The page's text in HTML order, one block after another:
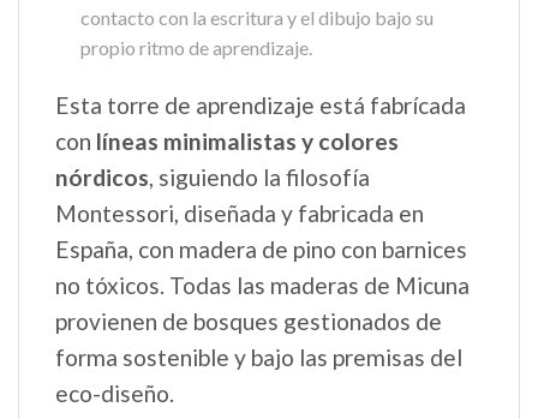
contacto con la escritura y el dibujo bajo su
propio ritmo de aprendizaje.
Esta torre de aprendizaje está fabrícada
con líneas minimalistas y colores
nórdicos, siguiendo la filosofía
Montessori, diseñada y fabricada en
España, con madera de pino con barnices
no tóxicos. Todas las maderas de Micuna
provienen de bosques gestionados de
forma sostenible y bajo las premisas del
eco-diseño.